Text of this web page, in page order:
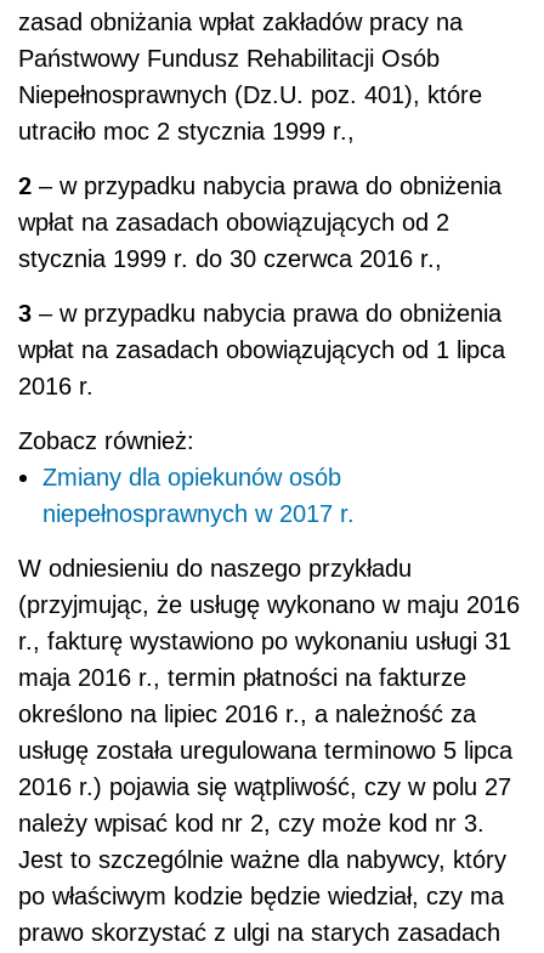
zasad obniżania wpłat zakładów pracy na
Państwowy Fundusz Rehabilitacji Osób
Niepełnosprawnych (Dz.U. poz. 401), które
utraciło moc 2 stycznia 1999 r.,
2 – w przypadku nabycia prawa do obniżenia
wpłat na zasadach obowiązujących od 2
stycznia 1999 r. do 30 czerwca 2016 r.,
3 – w przypadku nabycia prawa do obniżenia
wpłat na zasadach obowiązujących od 1 lipca
2016 r.
Zobacz również:
Zmiany dla opiekunów osób
niepełnosprawnych w 2017 r.
W odniesieniu do naszego przykładu
(przyjmując, że usługę wykonano w maju 2016
r., fakturę wystawiono po wykonaniu usługi 31
maja 2016 r., termin płatności na fakturze
określono na lipiec 2016 r., a należność za
usługę została uregulowana terminowo 5 lipca
2016 r.) pojawia się wątpliwość, czy w polu 27
należy wpisać kod nr 2, czy może kod nr 3.
Jest to szczególnie ważne dla nabywcy, który
po właściwym kodzie będzie wiedział, czy ma
prawo skorzystać z ulgi na starych zasadach